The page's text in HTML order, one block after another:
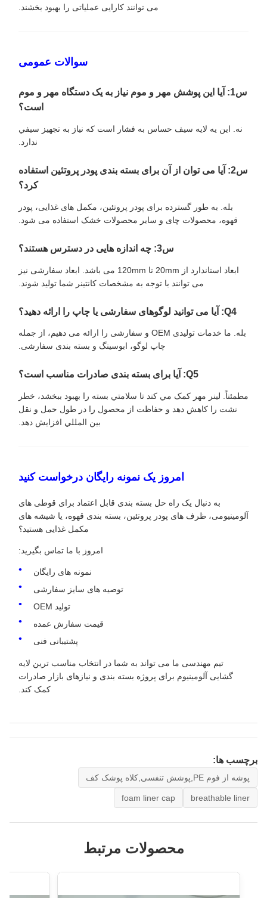
می توانند کارایی عملیاتی را بهبود بخشند.
سوالات عمومی
س1: آیا این پوشش مهر و موم نیاز به یک دستگاه مهر و موم
است؟
نه. اين يه لايه سيف حساس به فشار است که نياز به تجهيز سيفي
ندارد.
س2: آیا می توان از آن برای بسته بندی پودر پروتئین استفاده
کرد؟
بله. به طور گسترده برای پودر پروتئین، مکمل های غذایی، پودر
قهوه، محصولات چای و سایر محصولات خشک استفاده می شود.
س3: چه اندازه هایی در دسترس هستند؟
ابعاد استاندارد از 20mm تا 120mm می باشد. ابعاد سفارشی نیز
می توانند با توجه به مشخصات کانتینر شما تولید شوند.
Q4: آیا می توانید لوگوهای سفارشی یا چاپ را ارائه دهید؟
بله. ما خدمات تولیدی OEM و سفارشی را ارائه می دهیم، از جمله
چاپ لوگو، ابوسینگ و بسته بندی سفارشی.
Q5: آیا برای بسته بندی صادرات مناسب است؟
مطمئناً. لينر مهر کمک مي کند تا سلامتي بسته را بهبود ببخشد، خطر
نشت را کاهش دهد و حفاظت از محصول را در طول حمل و نقل
بين المللي افزایش دهد.
امروز یک نمونه رایگان درخواست کنید
به دنبال یک راه حل بسته بندی قابل اعتماد برای قوطی های
آلومینیومی، ظرف های پودر پروتئین، بسته بندی قهوه، یا شیشه های
مکمل غذایی هستید؟
امروز با ما تماس بگیرید:
نمونه های رایگان
توصیه های سایز سفارشی
تولید OEM
قیمت سفارش عمده
پشتیبانی فنی
تیم مهندسی ما می تواند به شما در انتخاب مناسب ترین لایه
گشایی آلومینیوم برای پروژه بسته بندی و نیازهای بازار صادرات
کمک کند.
برچسب ها:
پوشه از فوم PE,پوشش تنفسی,کلاه پوشک کف
breathable liner
foam liner cap
محصولات مرتبط